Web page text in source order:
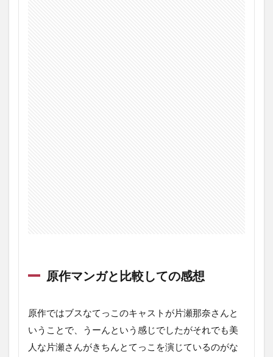
原作マンガと比較しての感想
原作ではブスなてっこのキャストが片瀬那奈さんと
いうことで、うーんという感じでしたがそれでも美
人な片瀬さんがきちんとてっこを演じているのがな